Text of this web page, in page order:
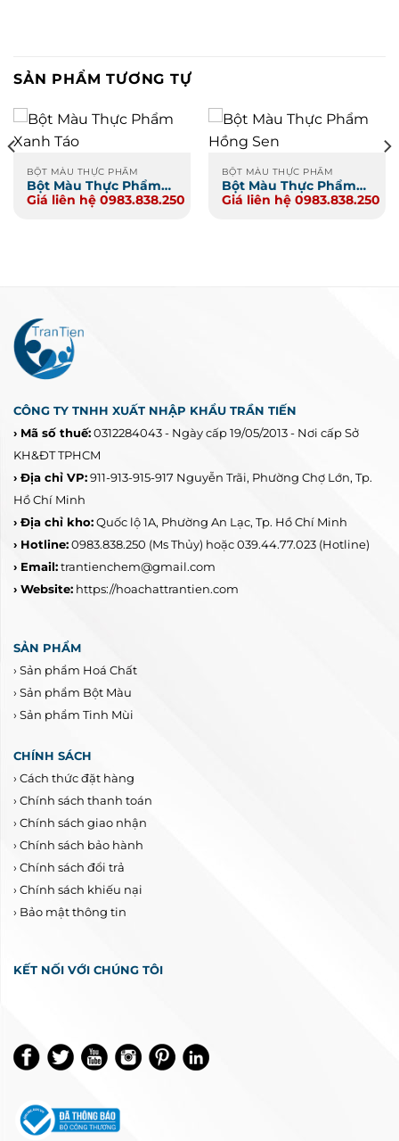
SẢN PHẨM TƯƠNG TỰ
BỘT MÀU THỰC PHẨM
Bột Màu Thực Phẩm
Xanh Táo
Giá liên hệ 0983.838.250
BỘT MÀU THỰC PHẨM
Bột Màu Thực Phẩm
Hồng Sen
Giá liên hệ 0983.838.250
CÔNG TY TNHH XUẤT NHẬP KHẨU TRẦN TIẾN
› Mã số thuế:0312284043 - Ngày cấp 19/05/2013 - Nơi cấp Sở
KH&ĐT TPHCM
› Địa chỉ VP:911-913-915-917 Nguyễn Trãi, Phường Chợ Lớn, Tp.
Hồ Chí Minh
› Địa chỉ kho:Quốc lộ 1A, Phường An Lạc, Tp. Hồ Chí Minh
› Hotline: 0983.838.250 (Ms Thủy) hoặc 039.44.77.023(Hotline)
› Email:trantienchem@gmail.com
› Website: https://hoachattrantien.com
SẢN PHẨM
› Sản phẩm Hoá Chất
› Sản phẩm Bột Màu
› Sản phẩm Tinh Mùi
CHÍNH SÁCH
› Cách thức đặt hàng
› Chính sách thanh toán
› Chính sách giao nhận
› Chính sách bảo hành
› Chính sách đổi trả
› Chính sách khiếu nại
› Bảo mật thông tin
KẾT NỐI VỚI CHÚNG TÔI